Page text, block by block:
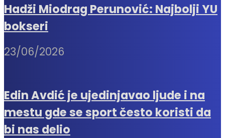
Hadži Miodrag Perunović: Najbolji YU
bokseri
23/06/2026
Edin Avdić je ujedinjavao ljude i na
mestu gde se sport često koristi da
bi nas delio